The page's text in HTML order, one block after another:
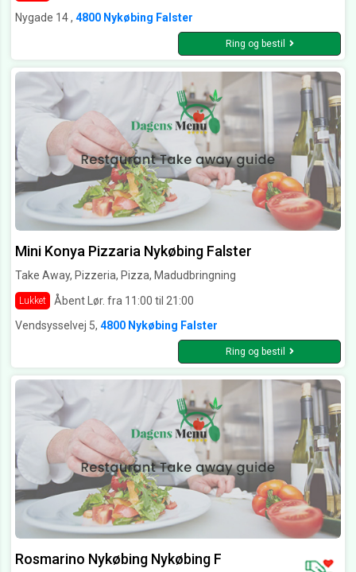
Nygade 14 , 4800 Nykøbing Falster
Ring og bestil
Mini Konya Pizzaria Nykøbing Falster
Take Away, Pizzeria, Pizza, Madudbringning
Lukket
Åbent Lør. fra 11:00 til 21:00
Vendsysselvej 5, 4800 Nykøbing Falster
Ring og bestil
Rosmarino Nykøbing Nykøbing F